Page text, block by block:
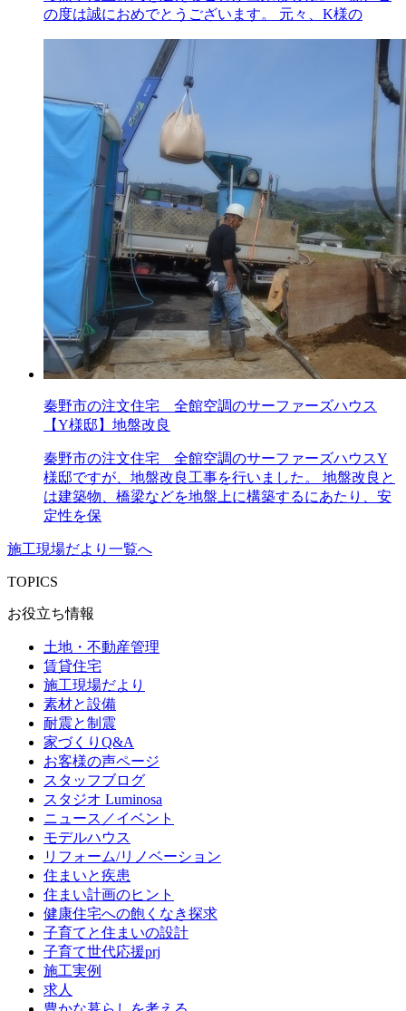
の度は誠におめでとうございます。 元々、K様の
秦野市の注文住宅 全館空調のサーファーズハウス
【Y様邸】地盤改良
秦野市の注文住宅 全館空調のサーファーズハウスY
様邸ですが、地盤改良工事を行いました。 地盤改良と
は建築物、橋梁などを地盤上に構築するにあたり、安
定性を保
施工現場だより一覧へ
TOPICS
お役立ち情報
土地・不動産管理
賃貸住宅
施工現場だより
素材と設備
耐震と制震
家づくりQ&A
お客様の声ページ
スタッフブログ
スタジオ Luminosa
ニュース／イベント
モデルハウス
リフォーム/リノベーション
住まいと疾患
住まい計画のヒント
健康住宅への飽くなき探求
子育てと住まいの設計
子育て世代応援prj
施工実例
求人